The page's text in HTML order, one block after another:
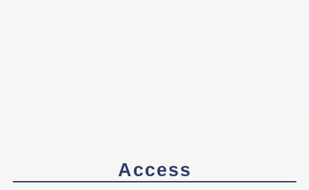
Access